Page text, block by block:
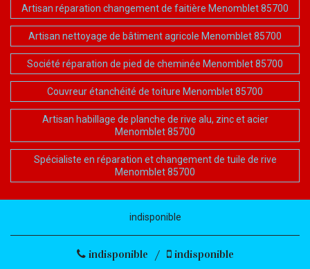
Artisan réparation changement de faitière Menomblet 85700
Artisan nettoyage de bâtiment agricole Menomblet 85700
Société réparation de pied de cheminée Menomblet 85700
Couvreur étanchéité de toiture Menomblet 85700
Artisan habillage de planche de rive alu, zinc et acier
Menomblet 85700
Spécialiste en réparation et changement de tuile de rive
Menomblet 85700
indisponible
indisponible / indisponible